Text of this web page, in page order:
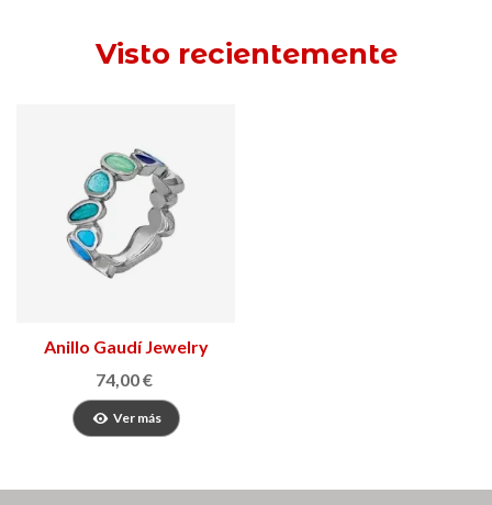
Visto recientemente
Anillo Gaudí Jewelry
Fruits
74,00 €
Ver más